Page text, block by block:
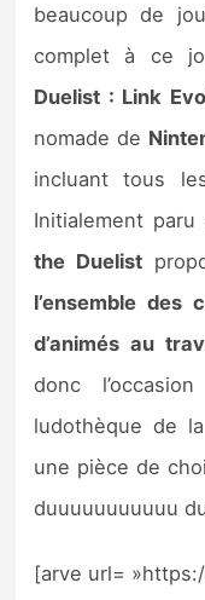
Previews
Sorties de
Bons plans
beaucoup de
complet à ce
Duelist : Link
nomade de
incluant tous
Initialement
the Duelist
l’ensemble des
d’animés au
donc
ludothèque de
une pièce de
duuuuuuuuuuu
[arve url=